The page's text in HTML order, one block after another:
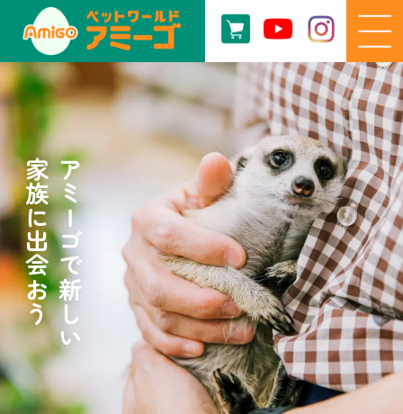
アミーゴで新しい
家族に出会おう